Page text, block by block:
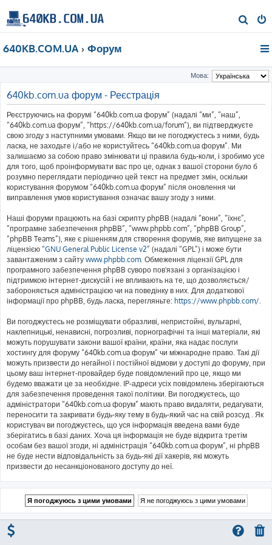
о
к
640KB.COM.UA Форум
Мова:
640kb.com.ua форум - Реєстрація
Реєструючись на форумі “640kb.com.ua форум” (надалі “ми”, “наш”,
“640kb.com.ua форум”, “https://640kb.com.ua/forum”), ви підтверджуєте
свою згоду з наступними умовами. Якщо ви не погоджуєтесь з ними, будь
ласка, не заходьте і/або не користуйтесь “640kb.com.ua форум”. Ми
залишаємо за собою право змінювати ці правила будь-коли, і зробимо усе
для того, щоб проінформувати вас про це, однак з вашої сторони було б
розумно переглядати періодично цей текст на предмет змін, оскільки
користування форумом “640kb.com.ua форум” після оновлення чи
виправлення умов користування означає вашу згоду з ними.
Наші форуми працюють на базі скрипту phpBB (надалі “вони”, “їхнє”,
“програмне забезпечення phpBB”, “www.phpbb.com”, “phpBB Group”,
“phpBB Teams”), яке є рішенням для створення форумів, яке випущене за
ліцензією “GNU General Public License v2” (надалі “GPL”) і може бути
завантаженим з сайту www.phpbb.com. Обмеження ліцензії GPL для
програмного забезпечення phpBB суворо пов'язані з організацією і
підтримкою інтернет-дискусій і не впливають на те, що дозволяється/
забороняється адміністрацією чи на поведінку в них. Для додаткової
інформації про phpBB, будь ласка, перегляньте: https://www.phpbb.com/.
Ви погоджуєтесь не розміщувати образливі, непристойні, вульгарні,
наклепницькі, ненависні, погрозливі, порнографічні та інші матеріали, які
можуть порушувати закони вашої країни, країни, яка надає послуги
хостингу для форуму “640kb.com.ua форум” чи міжнародне право. Такі дії
можуть призвести до негайної і постійної відмови у доступі до форуму, при
цьому ваш інтернет-провайдер буде повідомлений про це, якщо ми
будемо вважати це за необхідне. IP-адреси усіх повідомлень зберігаються
для забезпечення проведення такої політики. Ви погоджуєтесь, що
адміністратори “640kb.com.ua форум” мають право видаляти, редагувати,
переносити та закривати будь-яку тему в будь-який час на свій розсуд . Як
користувач ви погоджуєтесь, що уся інформація введена вами буде
зберігатись в базі даних. Хоча ця інформація не буде відкрита третім
особам без вашої згоди, ні адміністрація “640kb.com.ua форум”, ні phpBB
не буде нести відповідальність за будь-які дії хакерів, які можуть
призвести до несанкціонованого доступу до неї.